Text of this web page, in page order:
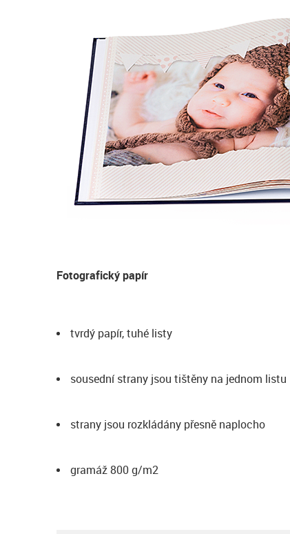
Fotografický papír
tvrdý papír, tuhé listy
sousední strany jsou tištěny na jednom listu
strany jsou rozkládány přesně naplocho
gramáž 800 g/m2